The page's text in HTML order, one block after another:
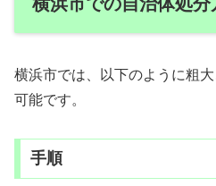
横浜市では、以下のように粗
可能です。
手順